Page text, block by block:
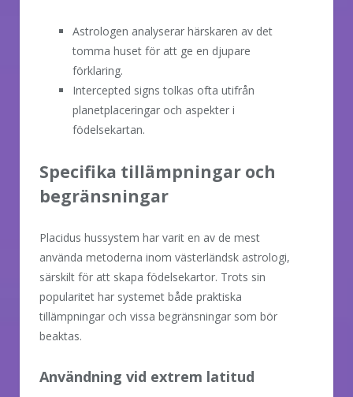
Astrologen analyserar härskaren av det
tomma huset för att ge en djupare
förklaring.
Intercepted signs tolkas ofta utifrån
planetplaceringar och aspekter i
födelsekartan.
Specifika tillämpningar och
begränsningar
Placidus hussystem har varit en av de mest
använda metoderna inom västerländsk astrologi,
särskilt för att skapa födelsekartor. Trots sin
popularitet har systemet både praktiska
tillämpningar och vissa begränsningar som bör
beaktas.
Användning vid extrem latitud